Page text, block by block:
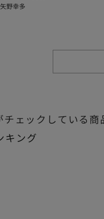
矢野幸多
ェックしている商
キング